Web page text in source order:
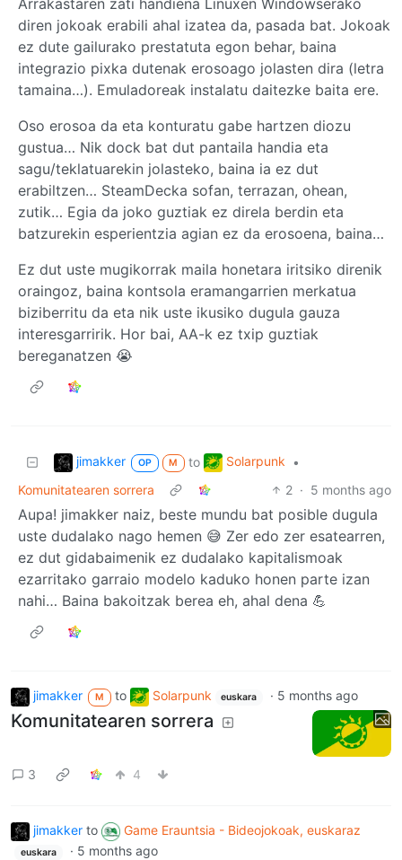
diren jokoak erabili ahal izatea da, pasada bat. Jokoak
ez dute gailurako prestatuta egon behar, baina
integrazio pixka dutenak erosoago jolasten dira (letra
tamaina…). Emuladoreak instalatu daitezke baita ere.
Oso erosoa da eta konturatu gabe hartzen diozu
gustua… Nik dock bat dut pantaila handia eta
sagu/teklatuarekin jolasteko, baina ia ez dut
erabiltzen… SteamDecka sofan, terrazan, ohean,
zutik… Egia da joko guztiak ez direla berdin eta
batzurekin esperientzia agian ez da erosoena, baina…
Ez dut uste mugikorrak maila honetara iritsiko direnik
oraingoz, baina kontsola eramangarrien merkatua
biziberritu da eta nik uste ikusiko dugula gauza
interesgarririk. Hor bai, AA-k ez txip guztiak
bereganatzen 😭
jimakker OP M to Solarpunk
•
Komunitatearen sorrera
2 · 5 months ago
Aupa! jimakker naiz, beste mundu bat posible dugula
uste dudalako nago hemen 😅 Zer edo zer esatearren,
ez dut gidabaimenik ez dudalako kapitalismoak
ezarritako garraio modelo kaduko honen parte izan
nahi… Baina bakoitzak berea eh, ahal dena 💪
jimakker M to Solarpunk euskara · 5 months ago
Komunitatearen sorrera
3 4
jimakker to Game Erauntsia - Bideojokoak, euskaraz
euskara · 5 months ago